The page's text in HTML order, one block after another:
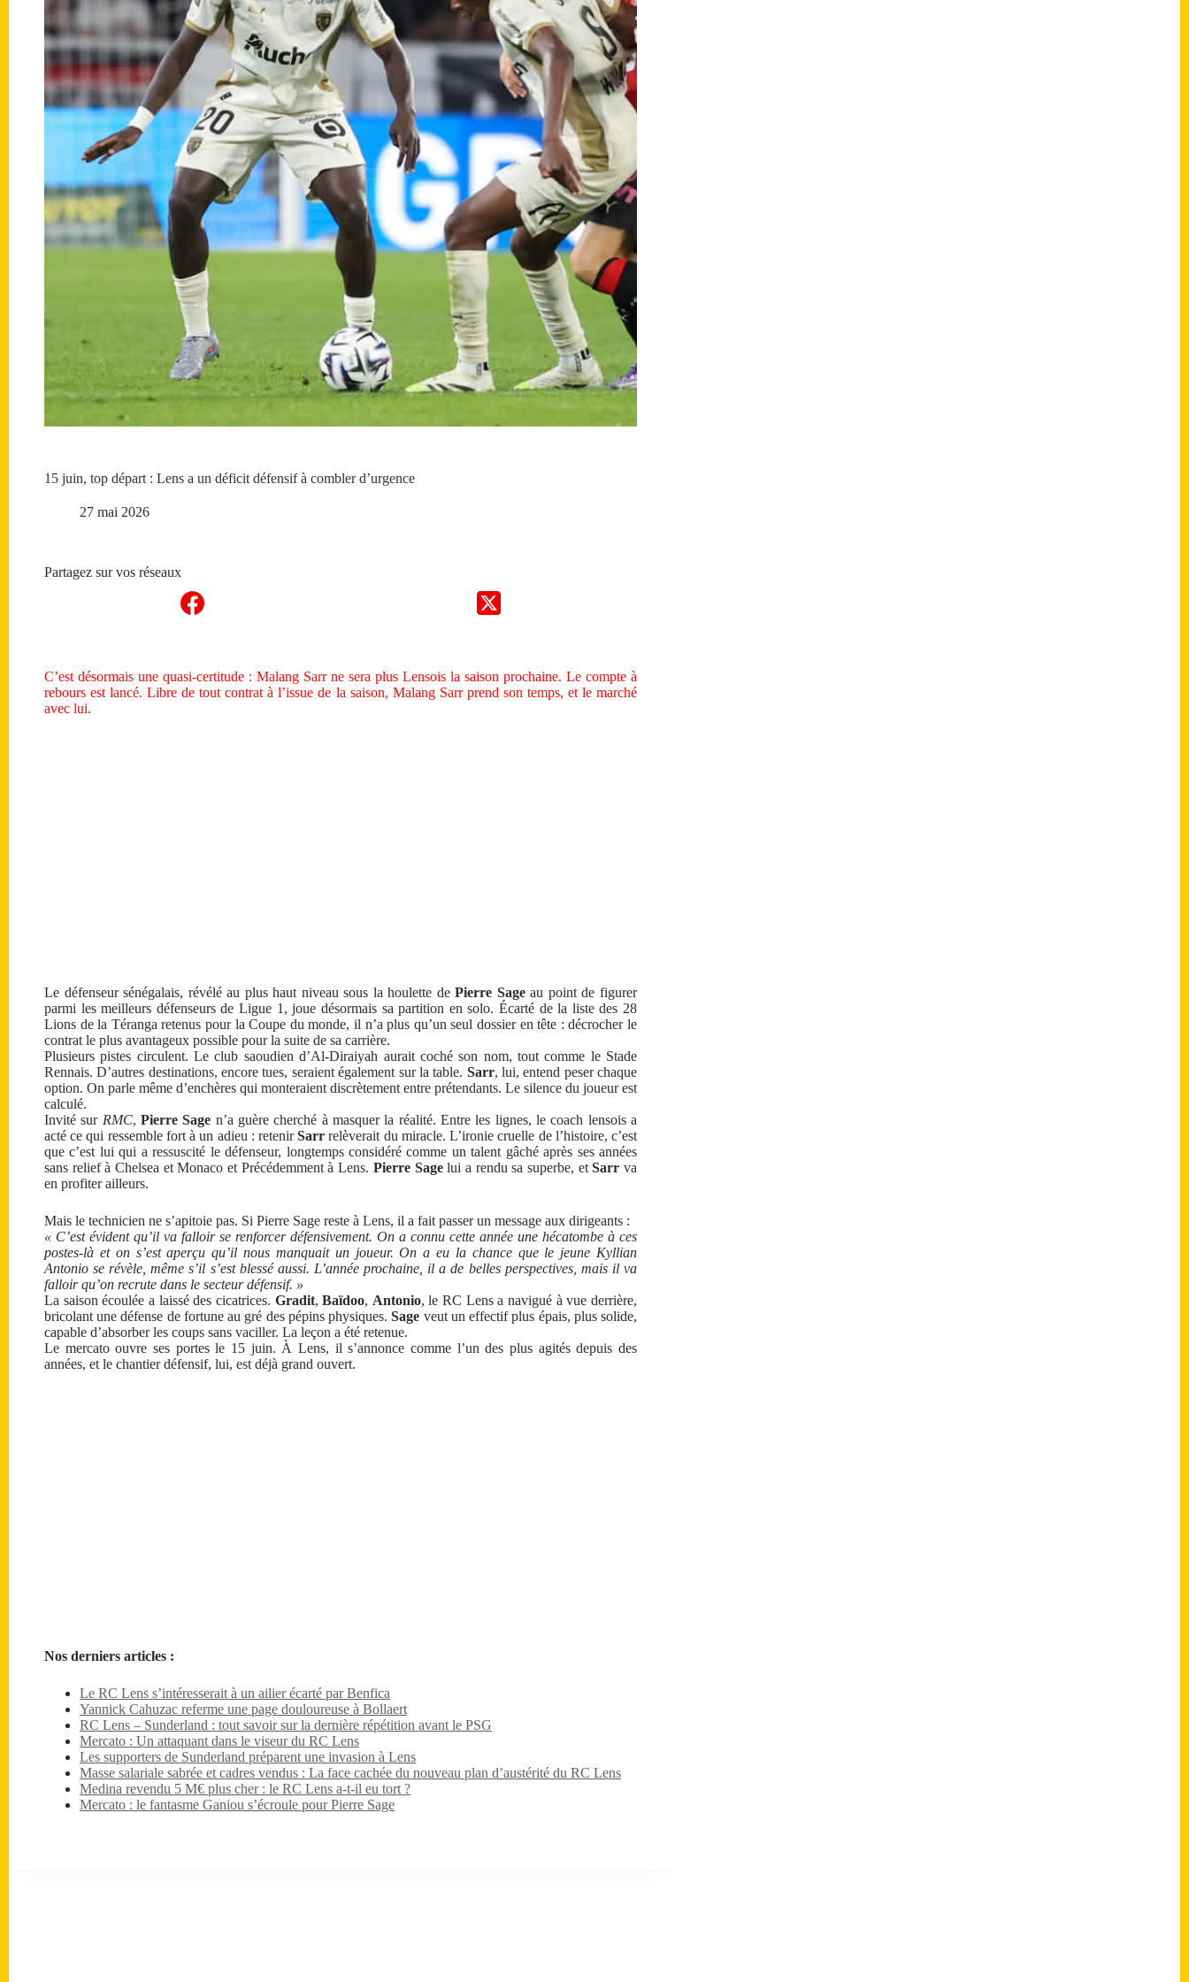
15 juin, top départ : Lens a un déficit défensif à combler d’urgence
27 mai 2026
Partagez sur vos réseaux
C’est désormais une quasi-certitude : Malang Sarr ne sera plus Lensois la saison prochaine. Le compte à
rebours est lancé. Libre de tout contrat à l’issue de la saison, Malang Sarr prend son temps, et le marché
avec lui.
Le défenseur sénégalais, révélé au plus haut niveau sous la houlette dePierre Sageau point de figurer
parmi les meilleurs défenseurs de Ligue 1, joue désormais sa partition en solo. Écarté de la liste des 28
Lions de la Téranga retenus pour la Coupe du monde, il n’a plus qu’un seul dossier en tête : décrocher le
contrat le plus avantageux possible pour la suite de sa carrière.
Plusieurs pistes circulent. Le club saoudien d’Al-Diraiyah aurait coché son nom, tout comme le Stade
Rennais. D’autres destinations, encore tues, seraient également sur la table. Sarr, lui, entend peser chaque
option. On parle même d’enchères qui monteraient discrètement entre prétendants. Le silence du joueur est
calculé.
Invité sur RMC,Pierre Sage n’a guère cherché à masquer la réalité. Entre les lignes, le coach lensois a
acté ce qui ressemble fort à un adieu : retenirSarr relèverait du miracle. L’ironie cruelle de l’histoire, c’est
que c’est lui qui a ressuscité le défenseur, longtemps considéré comme un talent gâché après ses années
sans relief à Chelsea et Monaco et Précédemment à Lens. Pierre Sagelui a rendu sa superbe, etSarr va
en profiter ailleurs.
Mais le technicien ne s’apitoie pas. Si Pierre Sage reste à Lens, il a fait passer un message aux dirigeants :
« C’est évident qu’il va falloir se renforcer défensivement. On a connu cette année une hécatombe à ces
postes-là et on s’est aperçu qu’il nous manquait un joueur. On a eu la chance que le jeune Kyllian
Antonio se révèle, même s’il s’est blessé aussi. L’année prochaine, il a de belles perspectives, mais il va
falloir qu’on recrute dans le secteur défensif. »
La saison écoulée a laissé des cicatrices. Gradit,Baïdoo, Antonio, le RC Lens a navigué à vue derrière,
bricolant une défense de fortune au gré des pépins physiques.Sage veut un effectif plus épais, plus solide,
capable d’absorber les coups sans vaciller. La leçon a été retenue.
Le mercato ouvre ses portes le 15 juin. À Lens, il s’annonce comme l’un des plus agités depuis des
années, et le chantier défensif, lui, est déjà grand ouvert.
Nos derniers articles :
Le RC Lens s’intéresserait à un ailier écarté par Benfica
Yannick Cahuzac referme une page douloureuse à Bollaert
RC Lens – Sunderland : tout savoir sur la dernière répétition avant le PSG
Mercato : Un attaquant dans le viseur du RC Lens
Les supporters de Sunderland préparent une invasion à Lens
Masse salariale sabrée et cadres vendus : La face cachée du nouveau plan d’austérité du RC Lens
Medina revendu 5 M€ plus cher : le RC Lens a-t-il eu tort ?
Mercato : le fantasme Ganiou s’écroule pour Pierre Sage